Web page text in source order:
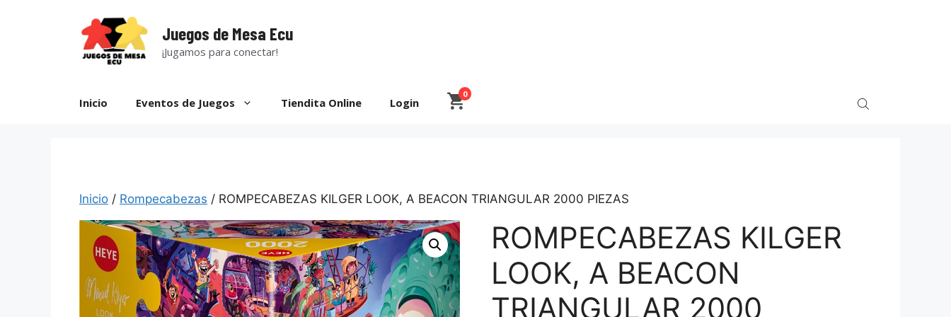
Juegos de Mesa Ecu
¡Jugamos para conectar!
Inicio Eventos de Juegos Tiendita Online Login
0
Inicio / Rompecabezas / ROMPECABEZAS KILGER LOOK, A BEACON TRIANGULAR 2000 PIEZAS
ROMPECABEZAS KILGER
LOOK, A BEACON
TRIANGULAR 2000